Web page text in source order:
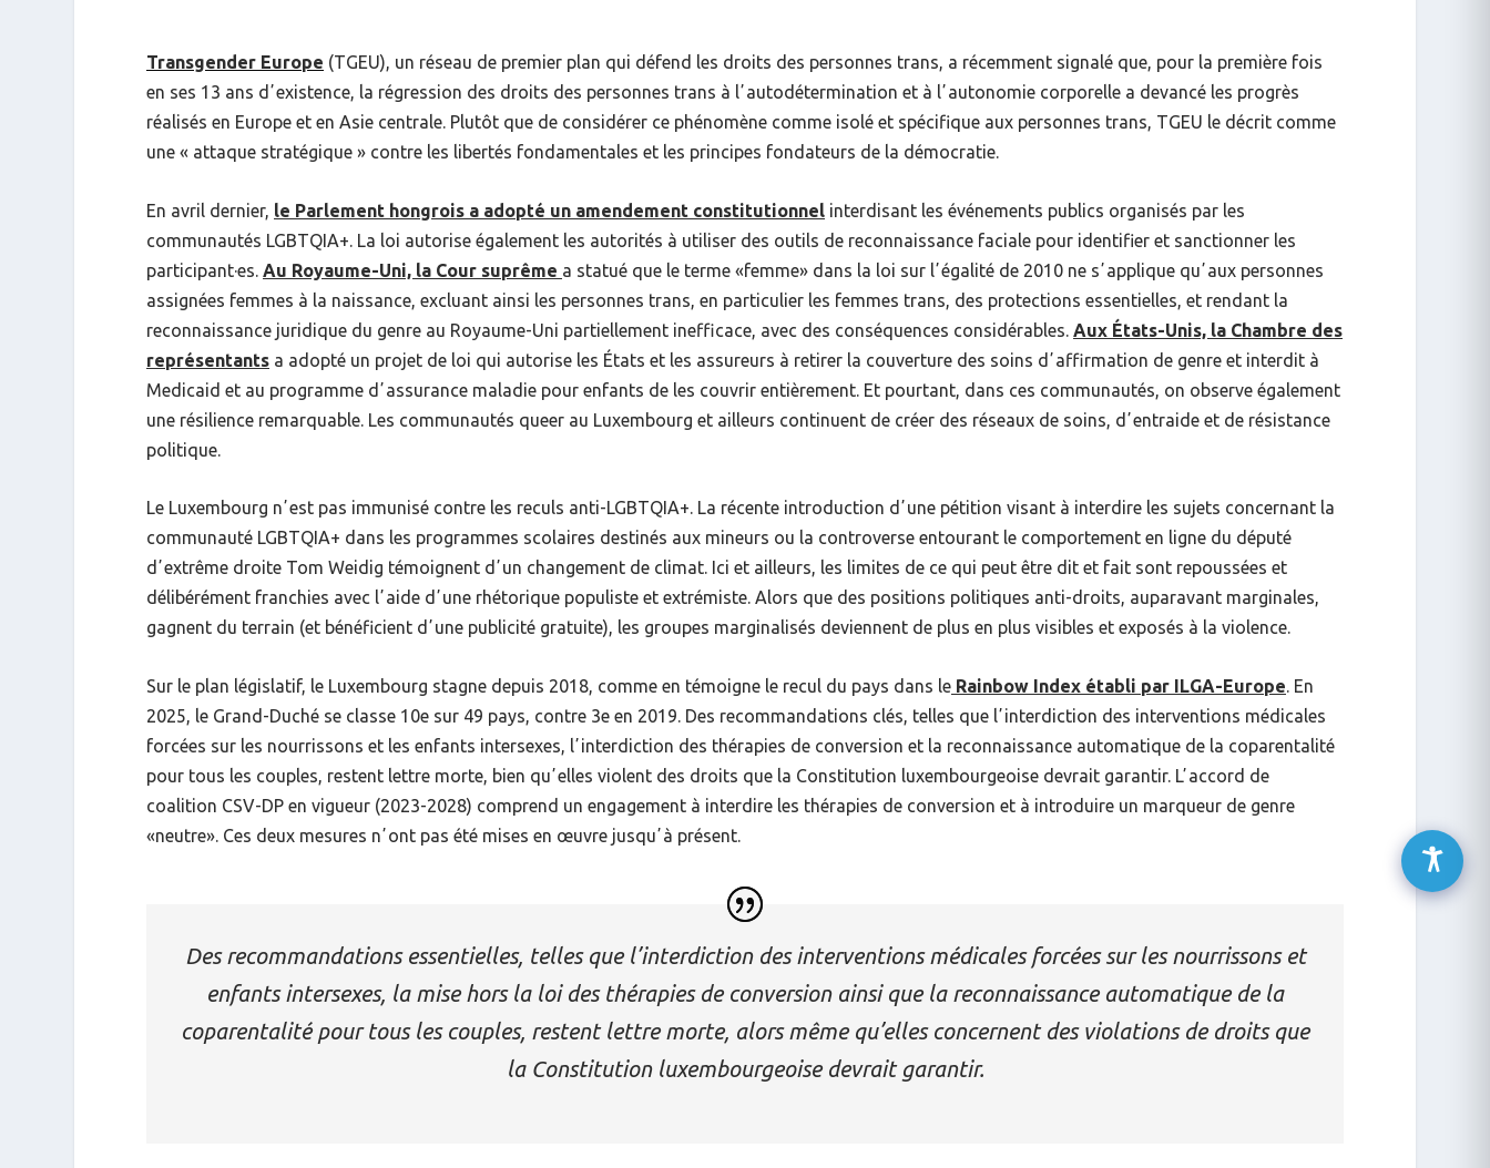
Transgender Europe (TGEU), un réseau de premier plan qui défend les droits des personnes trans, a récemment signalé que, pour la première fois
en ses 13 ans dʼexistence, la régression des droits des personnes trans à lʼautodétermination et à lʼautonomie corporelle a devancé les progrès
réalisés en Europe et en Asie centrale. Plutôt que de considérer ce phénomène comme isolé et spécifique aux personnes trans, TGEU le décrit comme
une « attaque stratégique » contre les libertés fondamentales et les principes fondateurs de la démocratie.
En avril dernier, le Parlement hongrois a adopté un amendement constitutionnel interdisant les événements publics organisés par les
communautés LGBTQIA+. La loi autorise également les autorités à utiliser des outils de reconnaissance faciale pour identifier et sanctionner les
participant·es. Au Royaume-Uni, la Cour suprême a statué que le terme «femme» dans la loi sur lʼégalité de 2010 ne sʼapplique quʼaux personnes
assignées femmes à la naissance, excluant ainsi les personnes trans, en particulier les femmes trans, des protections essentielles, et rendant la
reconnaissance juridique du genre au Royaume-Uni partiellement inefficace, avec des conséquences considérables. Aux États-Unis, la Chambre des
représentants a adopté un projet de loi qui autorise les États et les assureurs à retirer la couverture des soins dʼaffirmation de genre et interdit à
Medicaid et au programme dʼassurance maladie pour enfants de les couvrir entièrement. Et pourtant, dans ces communautés, on observe également
une résilience remarquable. Les communautés queer au Luxembourg et ailleurs continuent de créer des réseaux de soins, dʼentraide et de résistance
politique.
Le Luxembourg nʼest pas immunisé contre les reculs anti-LGBTQIA+. La récente introduction dʼune pétition visant à interdire les sujets concernant la
communauté LGBTQIA+ dans les programmes scolaires destinés aux mineurs ou la controverse entourant le comportement en ligne du député
dʼextrême droite Tom Weidig témoignent dʼun changement de climat. Ici et ailleurs, les limites de ce qui peut être dit et fait sont repoussées et
délibérément franchies avec lʼaide dʼune rhétorique populiste et extrémiste. Alors que des positions politiques anti-droits, auparavant marginales,
gagnent du terrain (et bénéficient dʼune publicité gratuite), les groupes marginalisés deviennent de plus en plus visibles et exposés à la violence.
Sur le plan législatif, le Luxembourg stagne depuis 2018, comme en témoigne le recul du pays dans le Rainbow Index établi par ILGA-Europe. En
2025, le Grand-Duché se classe 10e sur 49 pays, contre 3e en 2019. Des recommandations clés, telles que lʼinterdiction des interventions médicales
forcées sur les nourrissons et les enfants intersexes, lʼinterdiction des thérapies de conversion et la reconnaissance automatique de la coparentalité
pour tous les couples, restent lettre morte, bien quʼelles violent des droits que la Constitution luxembourgeoise devrait garantir. Lʼaccord de
coalition CSV-DP en vigueur (2023-2028) comprend un engagement à interdire les thérapies de conversion et à introduire un marqueur de genre
«neutre». Ces deux mesures nʼont pas été mises en œuvre jusquʼà présent.
Des recommandations essentielles, telles que l’interdiction des interventions médicales forcées sur les nourrissons et
enfants intersexes, la mise hors la loi des thérapies de conversion ainsi que la reconnaissance automatique de la
coparentalité pour tous les couples, restent lettre morte, alors même qu’elles concernent des violations de droits que
la Constitution luxembourgeoise devrait garantir.